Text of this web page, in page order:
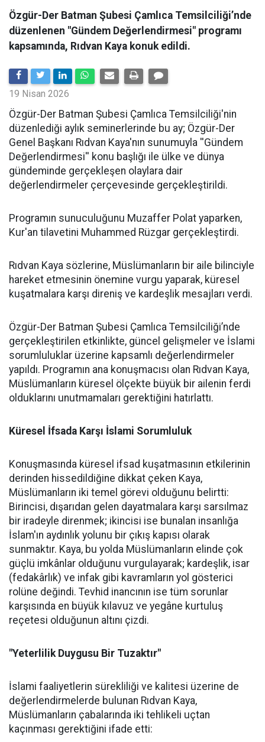
Özgür-Der Batman Şubesi Çamlıca Temsilciliği’nde
düzenlenen "Gündem Değerlendirmesi" programı
kapsamında, Rıdvan Kaya konuk edildi.
19 Nisan 2026
​Özgür-Der Batman Şubesi Çamlıca Temsilciliği'nin
düzenlediği aylık seminerlerinde bu ay; Özgür-Der
Genel Başkanı Rıdvan Kaya'nın sunumuyla ''Gündem
Değerlendirmesi'' konu başlığı ile ülke ve dünya
gündeminde gerçekleşen olaylara dair
değerlendirmeler çerçevesinde gerçekleştirildi.
Programın sunuculuğunu Muzaffer Polat yaparken,
Kur'an tilavetini Muhammed Rüzgar gerçekleştirdi.
Rıdvan Kaya sözlerine, Müslümanların bir aile bilinciyle
hareket etmesinin önemine vurgu yaparak, küresel
kuşatmalara karşı direniş ve kardeşlik mesajları verdi.
Özgür-Der Batman Şubesi Çamlıca Temsilciliği’nde
gerçekleştirilen etkinlikte, güncel gelişmeler ve İslami
sorumluluklar üzerine kapsamlı değerlendirmeler
yapıldı. Programın ana konuşmacısı olan Rıdvan Kaya,
Müslümanların küresel ölçekte büyük bir ailenin ferdi
olduklarını unutmamaları gerektiğini hatırlattı.
Küresel İfsada Karşı İslami Sorumluluk
Konuşmasında küresel ifsad kuşatmasının etkilerinin
derinden hissedildiğine dikkat çeken Kaya,
Müslümanların iki temel görevi olduğunu belirtti:
Birincisi, dışarıdan gelen dayatmalara karşı sarsılmaz
bir iradeyle direnmek; ikincisi ise bunalan insanlığa
İslam'ın aydınlık yolunu bir çıkış kapısı olarak
sunmaktır. Kaya, bu yolda Müslümanların elinde çok
güçlü imkânlar olduğunu vurgulayarak; kardeşlik, isar
(fedakârlık) ve infak gibi kavramların yol gösterici
rolüne değindi. Tevhid inancının ise tüm sorunlar
karşısında en büyük kılavuz ve yegâne kurtuluş
reçetesi olduğunun altını çizdi.
"Yeterlilik Duygusu Bir Tuzaktır"
İslami faaliyetlerin sürekliliği ve kalitesi üzerine de
değerlendirmelerde bulunan Rıdvan Kaya,
Müslümanların çabalarında iki tehlikeli uçtan
kaçınması gerektiğini ifade etti: